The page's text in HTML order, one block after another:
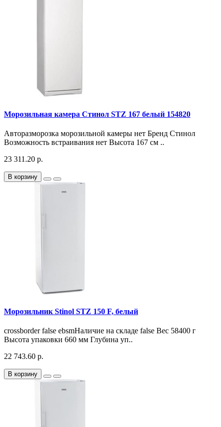
Морозильная камера Стинол STZ 167 белый 154820
Авторазморозка морозильной камеры нет Бренд Стинол
Возможность встраивания нет Высота 167 см ..
23 311.20 р.
В корзину
Морозильник Stinol STZ 150 F, белый
crossborder false ebsmНаличие на складе false Вес 58400 г
Высота упаковки 660 мм Глубина уп..
22 743.60 р.
В корзину